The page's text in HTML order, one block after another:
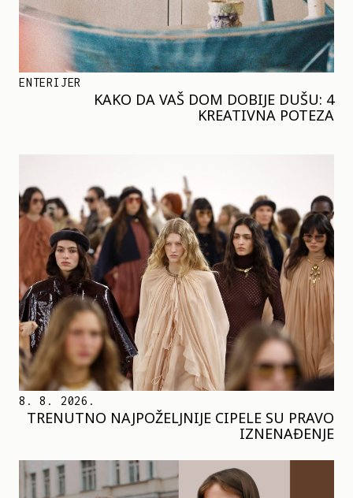
ENTERIJER
KAKO DA VAŠ DOM DOBIJE DUŠU: 4
KREATIVNA POTEZA
8. 8. 2026.
TRENUTNO NAJPOŽELJNIJE CIPELE SU PRAVO
IZNENAĐENJE